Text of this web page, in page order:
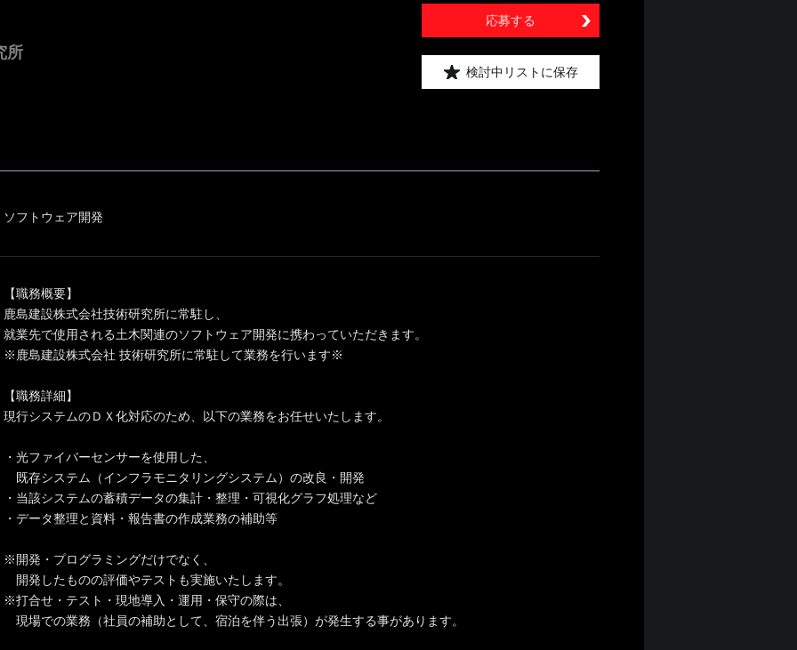
所
応募する
検討中リストに保存
ソフトウェア開発
【職務概要】
鹿島建設株式会社技術研究所に常駐し、
就業先で使用される土木関連のソフトウェア開発に携わっていただきます。
※鹿島建設株式会社 技術研究所に常駐して業務を行います※
【職務詳細】
現行システムのＤＸ化対応のため、以下の業務をお任せいたします。
・光ファイバーセンサーを使用した、
既存システム（インフラモニタリングシステム）の改良・開発
・当該システムの蓄積データの集計・整理・可視化グラフ処理など
・データ整理と資料・報告書の作成業務の補助等
※開発・プログラミングだけでなく、
開発したものの評価やテストも実施いたします。
※打合せ・テスト・現地導入・運用・保守の際は、
現場での業務（社員の補助として、宿泊を伴う出張）が発生する事があります。